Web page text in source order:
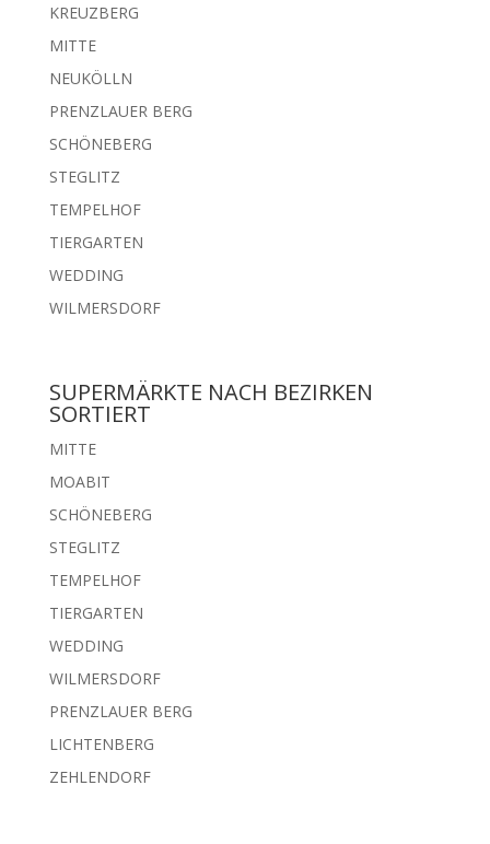
KREUZBERG
MITTE
NEUKÖLLN
PRENZLAUER BERG
SCHÖNEBERG
STEGLITZ
TEMPELHOF
TIERGARTEN
WEDDING
WILMERSDORF
SUPERMÄRKTE NACH BEZIRKEN
SORTIERT
MITTE
MOABIT
SCHÖNEBERG
STEGLITZ
TEMPELHOF
TIERGARTEN
WEDDING
WILMERSDORF
PRENZLAUER BERG
LICHTENBERG
ZEHLENDORF